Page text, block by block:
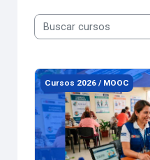
Buscar cursos
Imagen del curso 1421
Cursos 2026 / MOOC